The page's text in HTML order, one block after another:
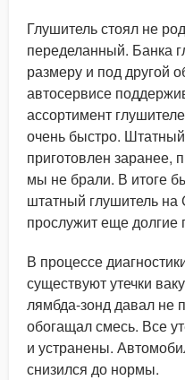
Глушитель стоял не
переделанный. Банка
размеру и под другой
автосервисе
ассортимент
очень быстро.
приготовлен заранее,
мы не брали. В итоге
штатный глушитель на
прослужит еще долгие
В процессе
существуют утечки
лямбда-зонд давал не
обогащал смесь. Все
и устранены.
снизился до нормы.